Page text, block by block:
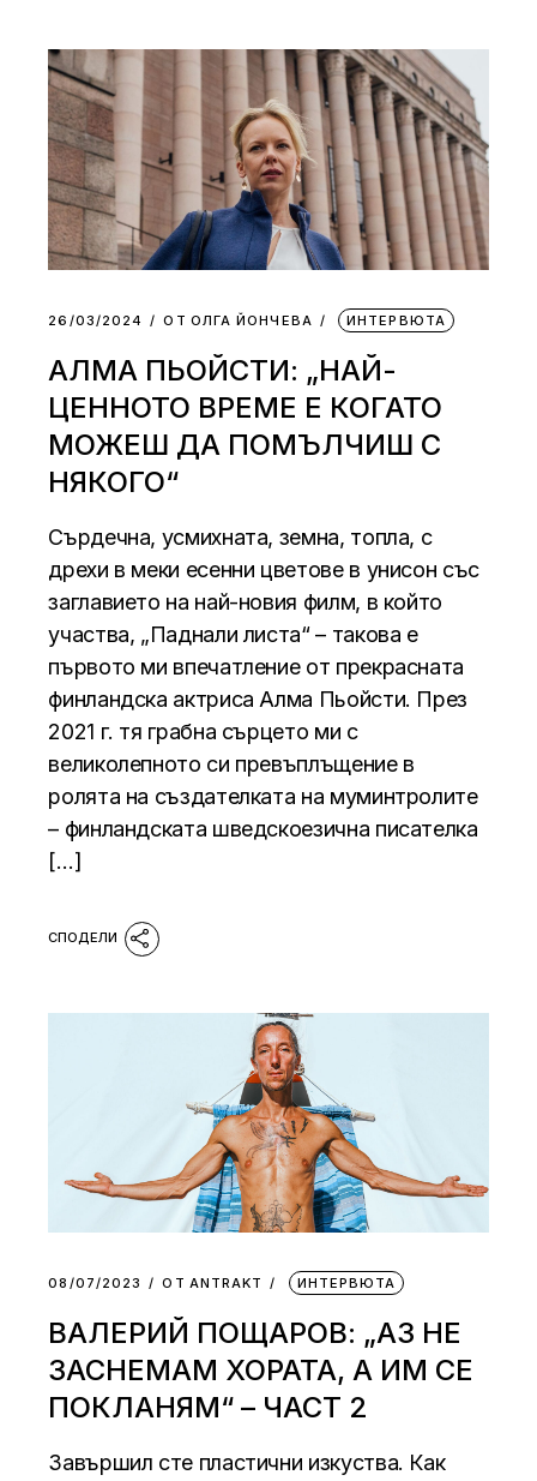
26/03/2024 ОТ ОЛГА ЙОНЧЕВА ИНТЕРВЮТА
АЛМА ПЬОЙСТИ: „НАЙ-
ЦЕННОТО ВРЕМЕ Е КОГАТО
МОЖЕШ ДА ПОМЪЛЧИШ С
НЯКОГО“
Сърдечна, усмихната, земна, топла, с
дрехи в меки есенни цветове в унисон със
заглавието на най-новия филм, в който
участва, „Паднали листа“ – такова е
първото ми впечатление от прекрасната
финландска актриса Алма Пьойсти. През
2021 г. тя грабна сърцето ми с
великолепното си превъплъщение в
ролята на създателката на муминтролите
– финландската шведскоезична писателка
[…]
08/07/2023 ОТ АNTRAKT ИНТЕРВЮТА
ВАЛЕРИЙ ПОЩАРОВ: „АЗ НЕ
ЗАСНЕМАМ ХОРАТА, А ИМ СЕ
ПОКЛАНЯМ“ – ЧАСТ 2
Завършил сте пластични изкуства. Как